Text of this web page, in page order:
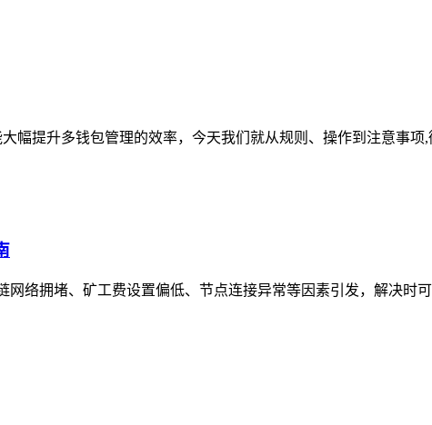
幅提升多钱包管理的效率，今天我们就从规则、操作到注意事项
网络拥堵、矿工费设置偏低、节点连接异常等因素引发，解决时